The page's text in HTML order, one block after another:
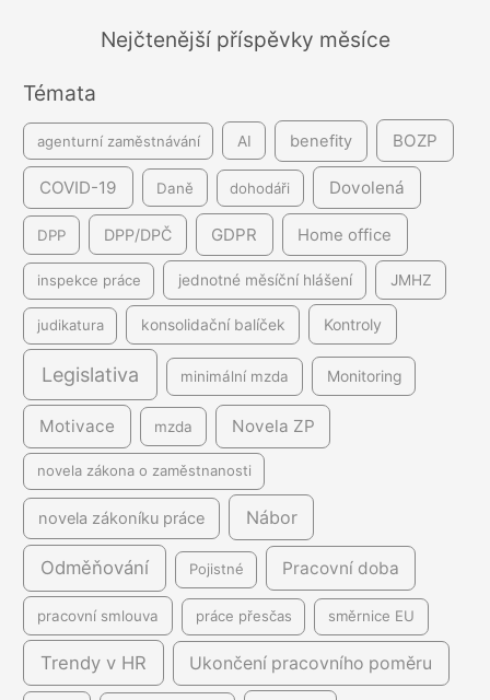
í
Nejčtenější příspěvky měsíce
Témata
agenturní zaměstnávání AI benefity BOZP
COVID-19 Daně dohodáři Dovolená
DPP DPP/DPČ GDPR Home office
inspekce práce jednotné měsíční hlášení JMHZ
judikatura konsolidační balíček Kontroly
Legislativa minimální mzda Monitoring
Motivace mzda Novela ZP
novela zákona o zaměstnanosti
novela zákoníku práce Nábor
Odměňování Pojistné Pracovní doba
pracovní smlouva práce přesčas směrnice EU
Trendy v HR Ukončení pracovního poměru